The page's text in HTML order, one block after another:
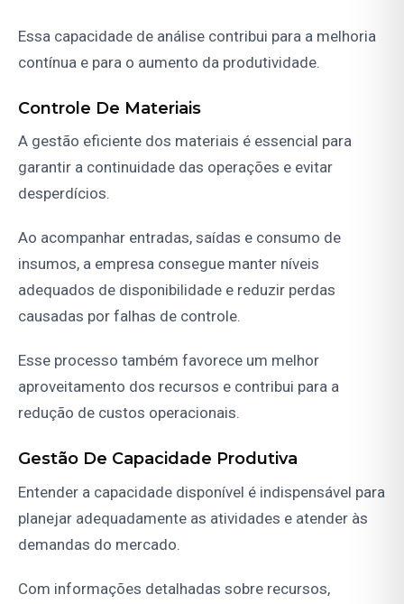
Essa capacidade de análise contribui para a melhoria
contínua e para o aumento da produtividade.
Controle De Materiais
A gestão eficiente dos materiais é essencial para
garantir a continuidade das operações e evitar
desperdícios.
Ao acompanhar entradas, saídas e consumo de
insumos, a empresa consegue manter níveis
adequados de disponibilidade e reduzir perdas
causadas por falhas de controle.
Esse processo também favorece um melhor
aproveitamento dos recursos e contribui para a
redução de custos operacionais.
Gestão De Capacidade Produtiva
Entender a capacidade disponível é indispensável para
planejar adequadamente as atividades e atender às
demandas do mercado.
Com informações detalhadas sobre recursos,